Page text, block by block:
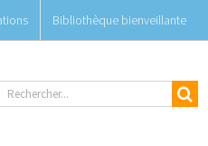
Bibliothèque bienveillante
Rechercher